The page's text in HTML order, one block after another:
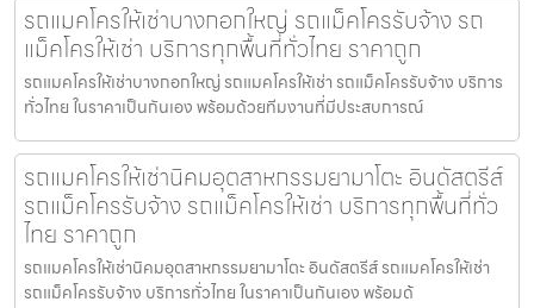
รถแมคโครให้เช่าบางกอกใหญ่ รถแม็คโครรับจ้าง รถ
แม็คโครให้เช่า บริการทุกพื้นที่ทั่วไทย ราคาถูก
รถแมคโครให้เช่าบางกอกใหญ่ รถแมคโครให้เช่า รถแม็คโครรับจ้าง บริการ
ทั่วไทย ในราคาเป็นกันเอง พร้อมด้วยทีมงานที่มีประสบการณ์
รถแมคโครให้เช่านิคมอุตสาหกรรมยามาโตะ อินดัสตรีส์
รถแม็คโครรับจ้าง รถแม็คโครให้เช่า บริการทุกพื้นที่ทั่ว
ไทย ราคาถูก
รถแมคโครให้เช่านิคมอุตสาหกรรมยามาโตะ อินดัสตรีส์ รถแมคโครให้เช่า
รถแม็คโครรับจ้าง บริการทั่วไทย ในราคาเป็นกันเอง พร้อมด้